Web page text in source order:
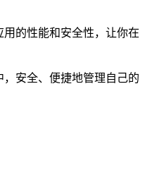
的性能和安全性，让你在
安全、便捷地管理自己的